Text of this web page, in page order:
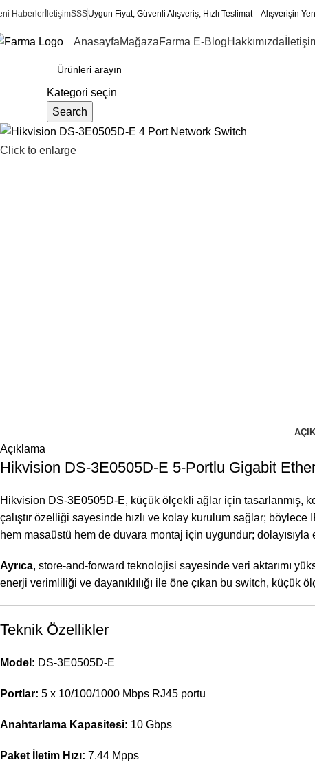
Haberler İletişimSSSUygun Fiyat, Güvenli Alışveriş, Hızlı Teslimat – Alışverişin
AnasayfaMağazaFarma E-BlogHakkımızda
Kategori seçin
Search
Click to enlarge
Açıklama
Hikvision DS-3E0505D-E 5-Portlu Gigabit
Hikvision DS-3E0505D-E, küçük ölçekli ağlar için tasarlanmış,
çalıştır özelliği sayesinde hızlı ve kolay kurulum sağlar;
hem masaüstü hem de duvara montaj için uygundur;
Ayrıca, store-and-forward teknolojisi sayesinde veri aktarımı
enerji verimliliği ve dayanıklılığı ile öne çıkan bu switch,
Teknik Özellikler
Model: DS-3E0505D-E
Portlar: 5 x 10/100/1000 Mbps RJ45 portu
Anahtarlama Kapasitesi: 10 Gbps
Paket İletim Hızı: 7.44 Mpps